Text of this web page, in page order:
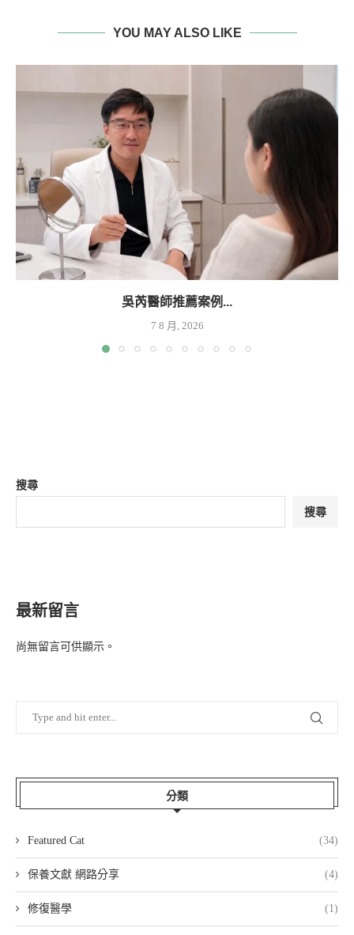
YOU MAY ALSO LIKE
吳芮醫師推薦案例...
7 8 月, 2026
搜尋
搜尋
最新留言
尚無留言可供顯示。
分類
Featured Cat (34)
保養文獻 網路分享 (4)
修復醫學 (1)